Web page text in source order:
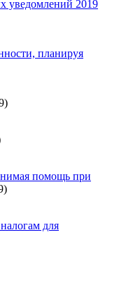
уведомлений 2019
планируя
помощь при
для